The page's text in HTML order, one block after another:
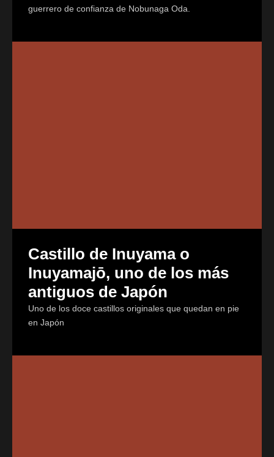
guerrero de confianza de Nobunaga Oda.
Castillo de Inuyama o
Inuyamajō, uno de los más
antiguos de Japón
Uno de los doce castillos originales que quedan en pie
en Japón